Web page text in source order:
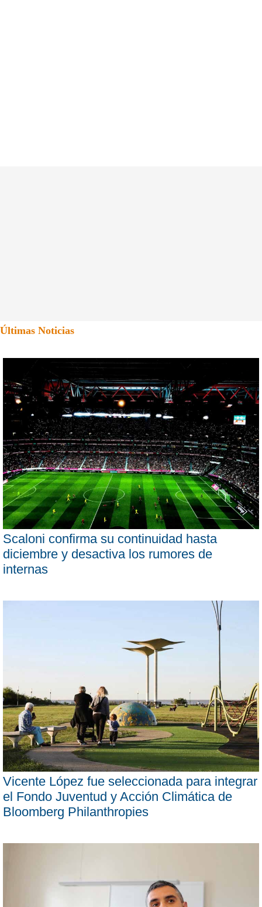
Últimas Noticias
Scaloni confirma su continuidad hasta
diciembre y desactiva los rumores de
internas
Vicente López fue seleccionada para integrar
el Fondo Juventud y Acción Climática de
Bloomberg Philanthropies